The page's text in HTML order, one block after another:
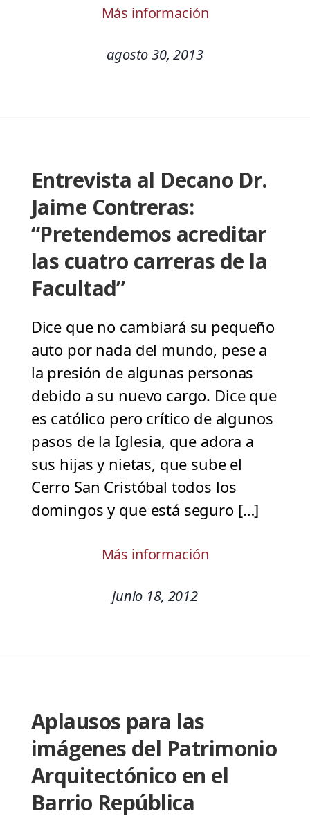
Más información
agosto 30, 2013
Entrevista al Decano Dr.
Jaime Contreras:
“Pretendemos acreditar
las cuatro carreras de la
Facultad”
Dice que no cambiará su pequeño
auto por nada del mundo, pese a
la presión de algunas personas
debido a su nuevo cargo. Dice que
es católico pero crítico de algunos
pasos de la Iglesia, que adora a
sus hijas y nietas, que sube el
Cerro San Cristóbal todos los
domingos y que está seguro […]
Más información
junio 18, 2012
Aplausos para las
imágenes del Patrimonio
Arquitectónico en el
Barrio República